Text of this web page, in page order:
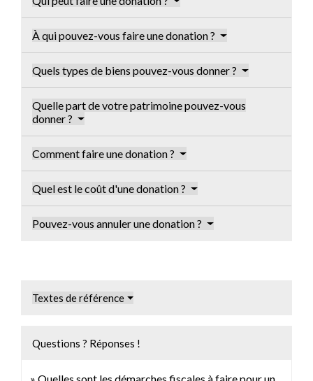
À qui pouvez-vous faire une donation ?
Quels types de biens pouvez-vous donner ?
Quelle part de votre patrimoine pouvez-vous
donner ?
Comment faire une donation ?
Quel est le coût d'une donation ?
Pouvez-vous annuler une donation ?
Textes de référence
Questions ? Réponses !